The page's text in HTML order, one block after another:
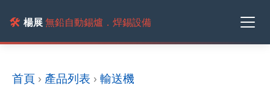
🛠️ 楊展無鉛自動錫爐．焊錫設備
首頁 › 產品列表 › 輸送機